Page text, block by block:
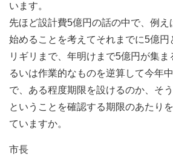
います。
先ほど設計費5億円の話の中で、例え
始めることを考えてそれまでに5億円
リギリまで、年明けまで5億円が集
るいは作業的なものを逆算して今年
で、ある程度期限を設けるのか、そ
ということを確認する期限のあたり
ていますか。
市長